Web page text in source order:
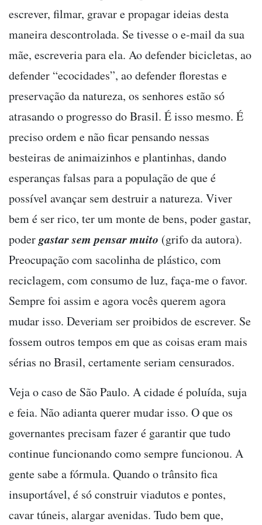
escrever, filmar, gravar e propagar ideias desta
maneira descontrolada. Se tivesse o e-mail da sua
mãe, escreveria para ela. Ao defender bicicletas, ao
defender “ecocidades”, ao defender florestas e
preservação da natureza, os senhores estão só
atrasando o progresso do Brasil. É isso mesmo. É
preciso ordem e não ficar pensando nessas
besteiras de animaizinhos e plantinhas, dando
esperanças falsas para a população de que é
possível avançar sem destruir a natureza. Viver
bem é ser rico, ter um monte de bens, poder gastar,
podergastar sem pensar muito (grifo da autora).
Preocupação com sacolinha de plástico, com
reciclagem, com consumo de luz, faça-me o favor.
Sempre foi assim e agora vocês querem agora
mudar isso. Deveriam ser proibidos de escrever. Se
fossem outros tempos em que as coisas eram mais
sérias no Brasil, certamente seriam censurados.
Veja o caso de São Paulo. A cidade é poluída, suja
e feia. Não adianta querer mudar isso. O que os
governantes precisam fazer é garantir que tudo
continue funcionando como sempre funcionou. A
gente sabe a fórmula. Quando o trânsito fica
insuportável, é só construir viadutos e pontes,
cavar túneis, alargar avenidas. Tudo bem que,